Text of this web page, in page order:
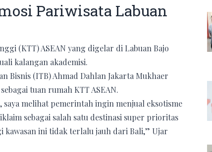
Pariwisata Labuan
(KTT) ASEAN yang digelar di Labuan Bajo
kalangan akademisi.
Bisnis (ITB) Ahmad Dahlan Jakarta Mukhaer
tuan rumah KTT ASEAN.
saya melihat pemerintah ingin menjual eksotisme
sebagai salah satu destinasi super prioritas
kawasan ini tidak terlalu jauh dari Bali,” Ujar